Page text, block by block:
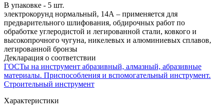
В упаковке - 5 шт.
электрокорунд нормальный, 14А – применяется для
предварительного шлифования, обдирочных работ по
обработке углеродистой и легированной стали, ковкого и
высокопрочного чугуна, никелевых и алюминиевых сплавов,
легированной бронзы
Декларация о соответствии
ГОСТы на инструмент абразивный, алмазный, абразивные
материалы. Приспособления и вспомогательный инструмент.
Строительный инструмент
Характеристики